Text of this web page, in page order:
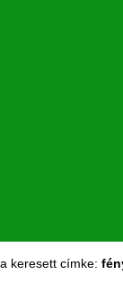
a keresett címke: